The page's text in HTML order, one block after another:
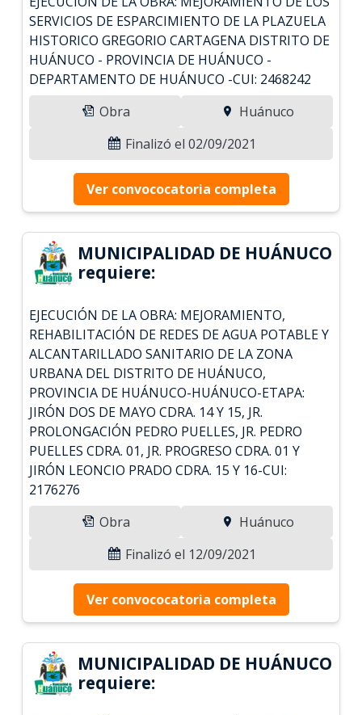
SERVICIOS DE ESPARCIMIENTO DE LA PLAZUELA
HISTORICO GREGORIO CARTAGENA DISTRITO DE
HUÁNUCO - PROVINCIA DE HUÁNUCO -
DEPARTAMENTO DE HUÁNUCO -CUI: 2468242
Obra
Huánuco
Finalizó el 02/09/2021
Ver convococatoria completa
MUNICIPALIDAD DE HUÁNUCO
requiere:
EJECUCIÓN DE LA OBRA: MEJORAMIENTO,
REHABILITACIÓN DE REDES DE AGUA POTABLE Y
ALCANTARILLADO SANITARIO DE LA ZONA
URBANA DEL DISTRITO DE HUÁNUCO,
PROVINCIA DE HUÁNUCO-HUÁNUCO-ETAPA:
JIRÓN DOS DE MAYO CDRA. 14 Y 15, JR.
PROLONGACIÓN PEDRO PUELLES, JR. PEDRO
PUELLES CDRA. 01, JR. PROGRESO CDRA. 01 Y
JIRÓN LEONCIO PRADO CDRA. 15 Y 16-CUI:
2176276
Obra
Huánuco
Finalizó el 12/09/2021
Ver convococatoria completa
MUNICIPALIDAD DE HUÁNUCO
requiere: